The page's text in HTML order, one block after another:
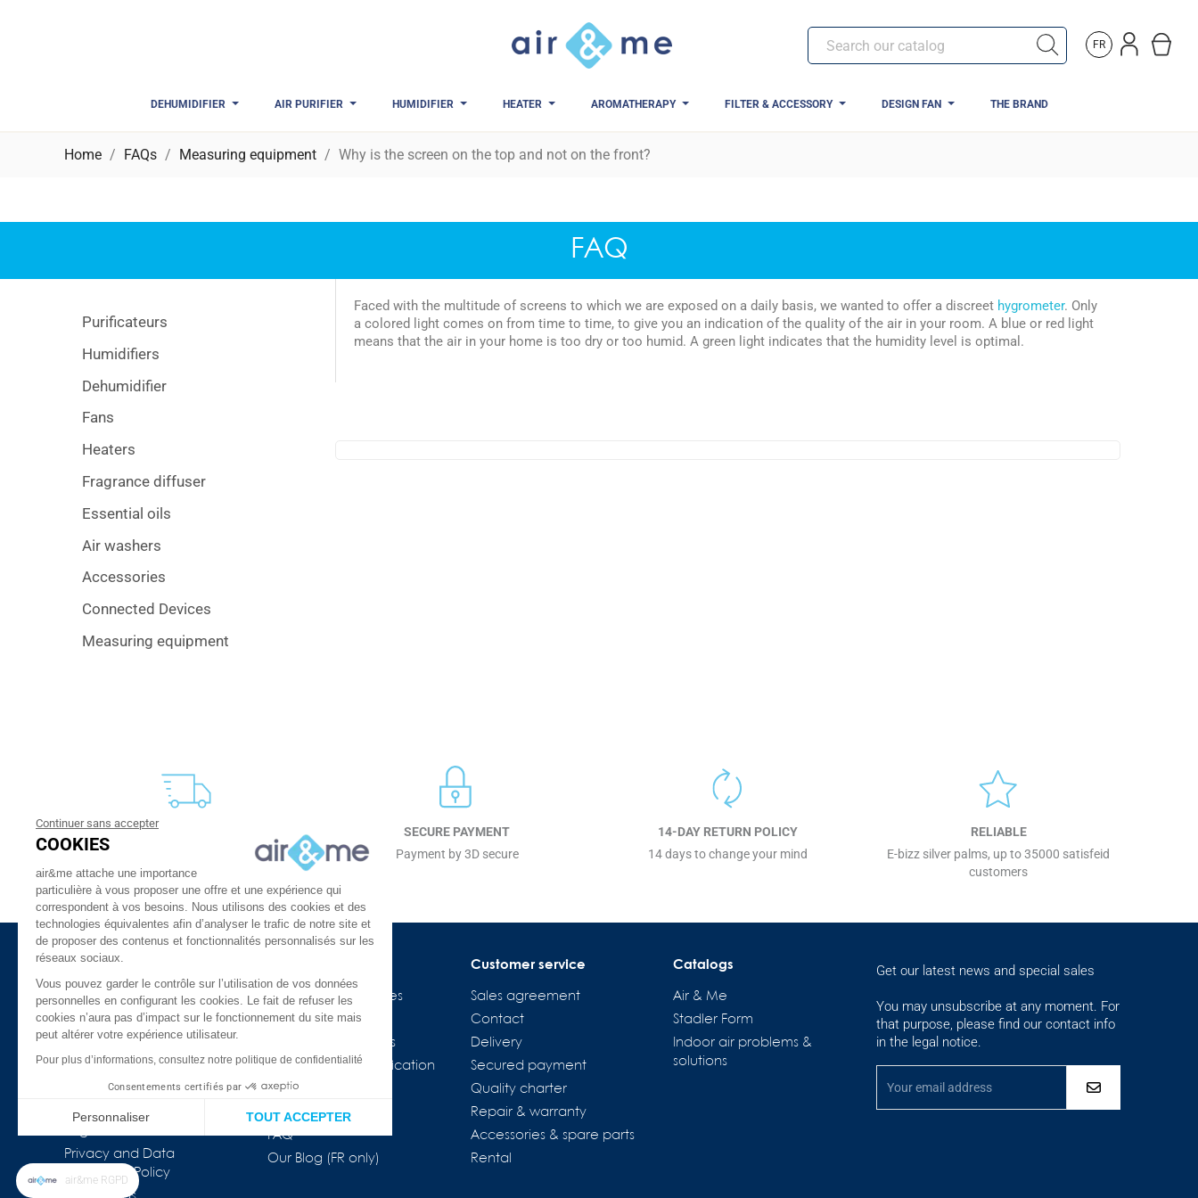
FR
DEHUMIDIFIER AIR PURIFIER HUMIDIFIER HEATER AROMATHERAPY FILTER & ACCESSORY DESIGN FAN THE BRAND
Home FAQs Measuring equipment Why is the screen on the top and not on the front?
FAQ
Purificateurs
Humidifiers
Dehumidifier
Fans
Heaters
Fragrance diffuser
Essential oils
Air washers
Accessories
Connected Devices
Measuring equipment
Faced with the multitude of screens to which we are exposed on a daily basis, we wanted to offer a discreet hygrometer. Only
a colored light comes on from time to time, to give you an indication of the quality of the air in your room. A blue or red light
means that the air in your home is too dry or too humid. A green light indicates that the humidity level is optimal.
FREE DELIVERY
24 to 48h at home, or in relay
SECURE PAYMENT
Payment by 3D secure
14-DAY RETURN POLICY
14 days to change your mind
RELIABLE
E-bizz silver palms, up to 35000 satisfeid
customers
About Us
The company
air&me in the press
Our Distributors
Customer reviews
★★★★★
Privacy and Data
Protection Policy
Our indoor air guides
Glossary
Connected devices
COVID-19 & Air Purification
Prices drop
Best sales
FAQ
Our Blog (FR only)
Customer service
Sales agreement
Contact
Delivery
Secured payment
Quality charter
Repair & warranty
Accessories & spare parts
Rental
Catalogs
Air & Me
Stadler Form
Indoor air problems &
solutions
Get our latest news and special sales
You may unsubscribe at any moment. For
that purpose, please find our contact info
in the legal notice.
Continuer sans accepter
COOKIES
air&me attache une importance
particulière à vous proposer une offre et une expérience qui
correspondent à vos besoins. Nous utilisons des cookies et des
technologies équivalentes afin d’analyser le trafic de notre site et
de proposer des contenus et fonctionnalités personnalisés sur les
réseaux sociaux.
Vous pouvez garder le contrôle sur l’utilisation de vos données
personnelles en configurant les cookies. Le fait de refuser les
cookies n’aura pas d’impact sur le fonctionnement du site mais
peut altérer votre expérience utilisateur.
Pour plus d’informations, consultez notre politique de confidentialité
Consentements certifiés par
Personnaliser TOUT ACCEPTER
Axeptio consent
Plateforme de Gestion du Consentement : Personnalisez vos Options
Notre plateforme vous permet d'adapter et de gérer vos paramètres de confidentialité, en garantissant la conformité avec les réglementations. Personnalisez vos préférences pour contrôler la
air&me RGPD